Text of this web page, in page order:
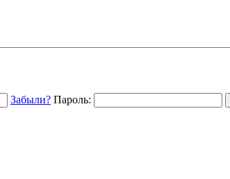
Забыли? Пароль: